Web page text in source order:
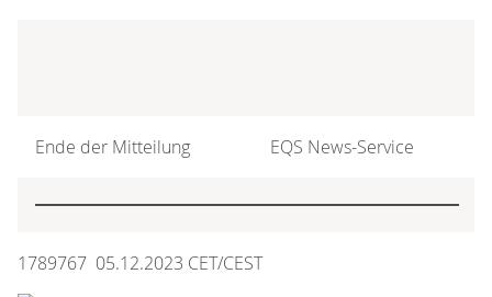
Ende der Mitteilung EQS News-Service
1789767 05.12.2023 CET/CEST